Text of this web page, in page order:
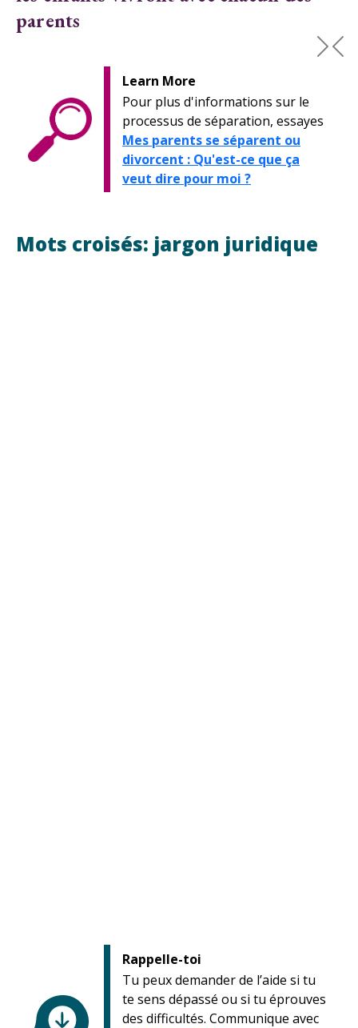
Next
Learn More
Pour plus d'informations sur le
processus de séparation, essayes
Mes parents se séparent ou
divorcent : Qu'est-ce que ça
veut dire pour moi ?
Mots croisés: jargon juridique
Rappelle-toi
Tu peux demander de l’aide si tu
te sens dépassé ou si tu éprouves
des difficultés. Communique avec